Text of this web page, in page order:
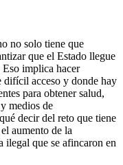
no solo tiene que
que el Estado llegue
implica hacer
difícil acceso y donde hay
para obtener salud,
medios de
decir del reto que tiene
aumento de la
que se afincaron en